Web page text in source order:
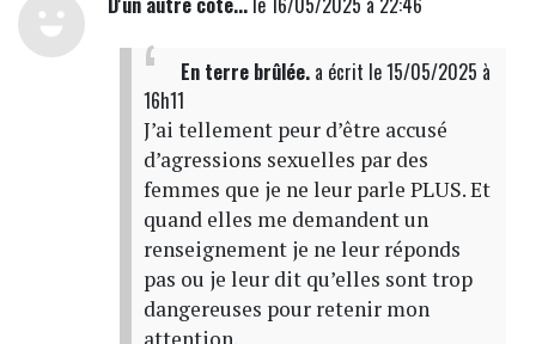
En terre brûlée.a écrit le 15/05/2025 à
16h11
J’ai tellement peur d’être accusé
d’agressions sexuelles par des
femmes que je ne leur parle PLUS. Et
quand elles me demandent un
renseignement je ne leur réponds
pas ou je leur dit qu’elles sont trop
dangereuses pour retenir mon